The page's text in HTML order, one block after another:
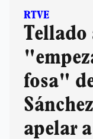
RTVE
Tellado
fosa"
apelar